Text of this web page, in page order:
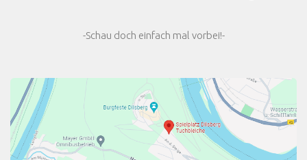
-Schau doch einfach mal vorbei!-